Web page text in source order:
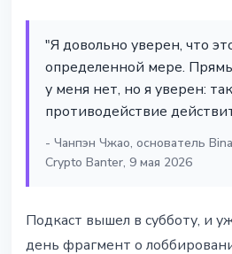
"Я довольно уверен, что
определенной мере.
у меня нет, но я уверен:
противодействие
- Чанпэн Чжао, основатель
Crypto Banter, 9 мая 2026
Подкаст вышел в субботу, и
день фрагмент о